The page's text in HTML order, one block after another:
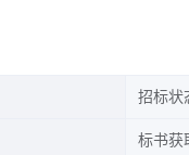
招标状
标书获